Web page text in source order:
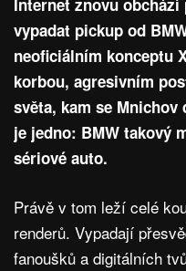
Internet znovu
vypadat pickup od
neoficiálním konceptu
korbou, agresivním
světa, kam se
je jedno: BMW takový
sériové auto.
Právě v tom leží celé
renderů. Vypadají
fanoušků a digitálních